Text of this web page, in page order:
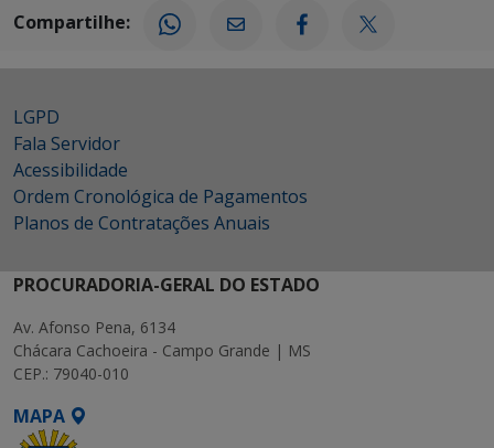
Compartilhe:
LGPD
Fala Servidor
Acessibilidade
Ordem Cronológica de Pagamentos
Planos de Contratações Anuais
PROCURADORIA-GERAL DO ESTADO
Av. Afonso Pena, 6134
Chácara Cachoeira - Campo Grande | MS
CEP.: 79040-010
MAPA